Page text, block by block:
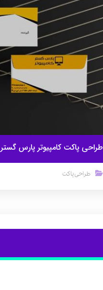
طراحی پاکت کامپیوتر پارس گستر
طراحی پاکت